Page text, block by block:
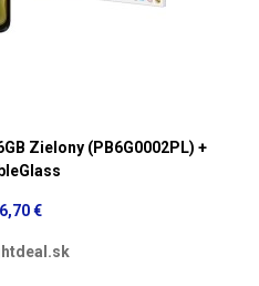
Zielony (PB6G0002PL) +
€